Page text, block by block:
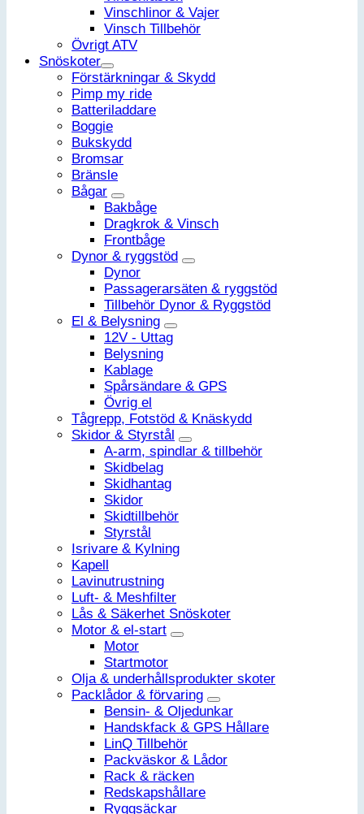
Vinschlinor & Vajer
Vinsch Tillbehör
Övrigt ATV
Snöskoter
Förstärkningar & Skydd
Pimp my ride
Batteriladdare
Boggie
Bukskydd
Bromsar
Bränsle
Bågar
Bakbåge
Dragkrok & Vinsch
Frontbåge
Dynor & ryggstöd
Dynor
Passagerarsäten & ryggstöd
Tillbehör Dynor & Ryggstöd
El & Belysning
12V - Uttag
Belysning
Kablage
Spårsändare & GPS
Övrig el
Tågrepp, Fotstöd & Knäskydd
Skidor & Styrstål
A-arm, spindlar & tillbehör
Skidbelag
Skidhantag
Skidor
Skidtillbehör
Styrstål
Isrivare & Kylning
Kapell
Lavinutrustning
Luft- & Meshfilter
Lås & Säkerhet Snöskoter
Motor & el-start
Motor
Startmotor
Olja & underhållsprodukter skoter
Packlådor & förvaring
Bensin- & Oljedunkar
Handskfack & GPS Hållare
LinQ Tillbehör
Packväskor & Lådor
Rack & räcken
Redskapshållare
Ryggsäckar